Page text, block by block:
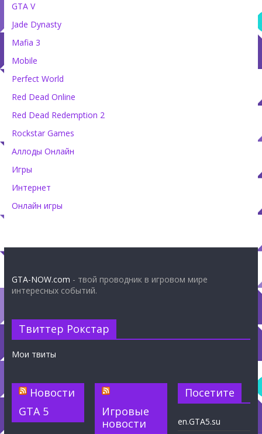
GTA V
Jade Dynasty
Mafia 3
Mobile
Perfect World
Red Dead Online
Red Dead Redemption 2
Rockstar Games
Аллоды Онлайн
Игры
Интернет
Онлайн игры
GTA-NOW.com - твой проводник в игровом мире
интересных событий.
Твиттер Рокстар
Мои твиты
Новости
GTA 5
Игровые
новости
Посетите
en.GTA5.su